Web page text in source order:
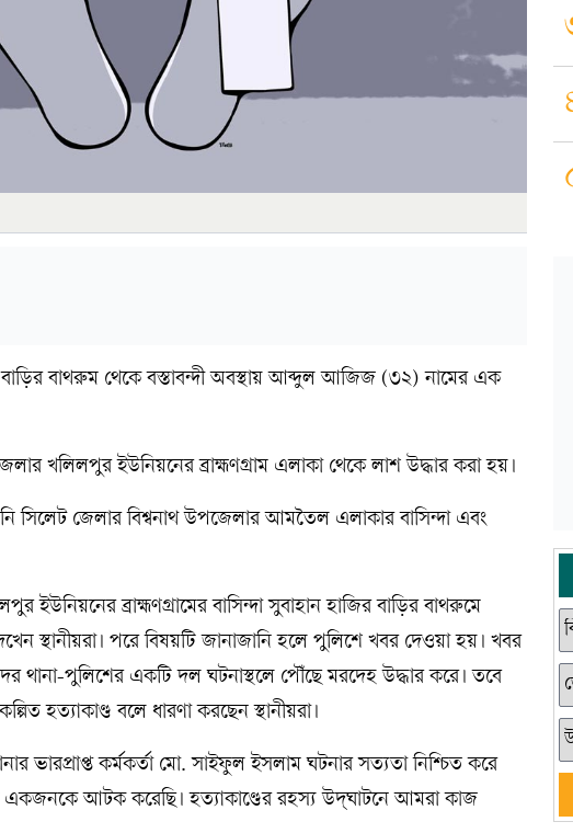
বাথরুম থেকে বস্তাবন্দী অবস্থায় আব্দুল আজিজ (৩২) নামের এক
খলিলপুর ইউনিয়নের ব্রাহ্মণগ্রাম এলাকা থেকে লাশ উদ্ধার করা হয়।
জেলার বিশ্বনাথ উপজেলার আমতৈল এলাকার বাসিন্দা এবং
ইউনিয়নের ব্রাহ্মণগ্রামের বাসিন্দা সুবাহান হাজির বাড়ির বাথরুমে
স্থানীয়রা। পরে বিষয়টি জানাজানি হলে পুলিশে খবর দেওয়া হয়। খবর
থানা-পুলিশের একটি দল ঘটনাস্থলে পৌঁছে মরদেহ উদ্ধার করে। তবে
হত্যাকাণ্ড বলে ধারণা করছেন স্থানীয়রা।
ভারপ্রাপ্ত কর্মকর্তা মো. সাইফুল ইসলাম ঘটনার সত্যতা নিশ্চিত করে
আটক করেছি। হত্যাকাণ্ডের রহস্য উদ্‌ঘাটনে আমরা কাজ